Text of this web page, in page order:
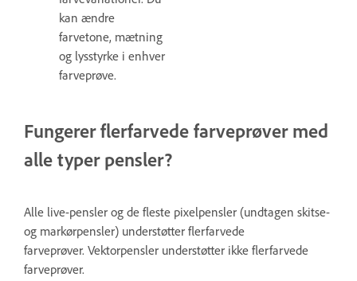
kan ændre
farvetone, mætning
og lysstyrke i enhver
farveprøve.
Fungerer flerfarvede farveprøver med
alle typer pensler?
Alle live-pensler og de fleste pixelpensler (undtagen skitse-
og markørpensler) understøtter flerfarvede
farveprøver. Vektorpensler understøtter ikke flerfarvede
farveprøver.